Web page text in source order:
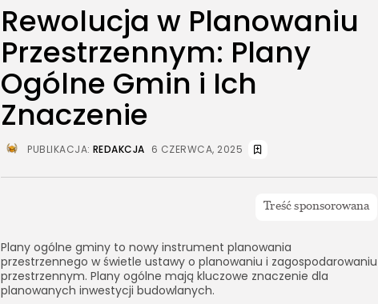
Rewolucja w Planowaniu
Przestrzennym: Plany
Ogólne Gmin i Ich
Znaczenie
PUBLIKACJA: REDAKCJA 6 CZERWCA, 2025
Plany ogólne gminy to nowy instrument planowania
przestrzennego w świetle ustawy o planowaniu i zagospodarowaniu
przestrzennym. Plany ogólne mają kluczowe znaczenie dla
planowanych inwestycji budowlanych.